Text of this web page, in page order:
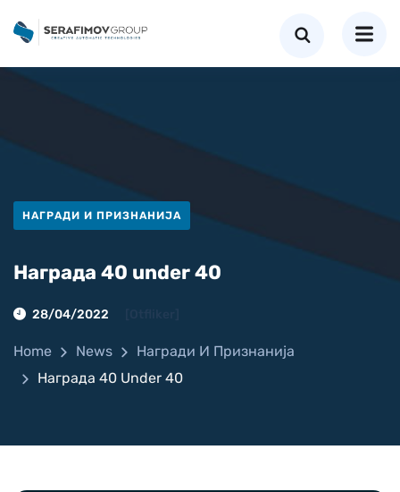
НАГРАДИ И ПРИЗНАНИЈА
Награда 40 under 40
28/04/2022
Home News
Награди И Признанија
Награда 40 Under 40